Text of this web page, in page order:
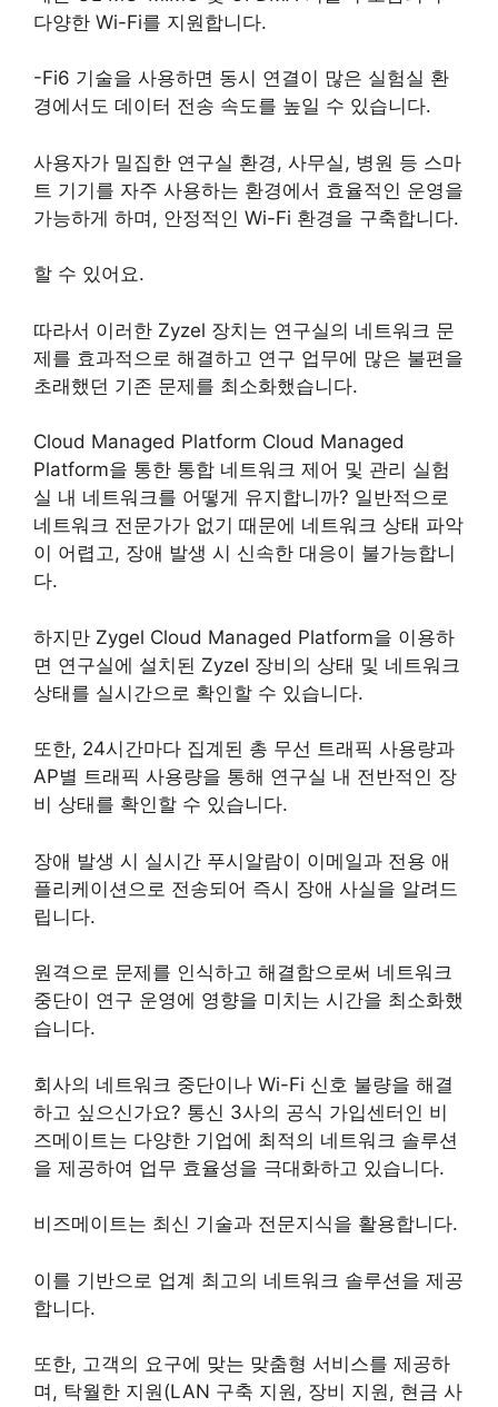
다양한 Wi-Fi를 지원합니다.
-Fi6 기술을 사용하면 동시 연결이 많은 실험실 환
경에서도 데이터 전송 속도를 높일 수 있습니다.
사용자가 밀집한 연구실 환경, 사무실, 병원 등 스마
트 기기를 자주 사용하는 환경에서 효율적인 운영을
가능하게 하며, 안정적인 Wi-Fi 환경을 구축합니다.
할 수 있어요.
따라서 이러한 Zyzel 장치는 연구실의 네트워크 문
제를 효과적으로 해결하고 연구 업무에 많은 불편을
초래했던 기존 문제를 최소화했습니다.
Cloud Managed Platform Cloud Managed
Platform을 통한 통합 네트워크 제어 및 관리 실험
실 내 네트워크를 어떻게 유지합니까? 일반적으로
네트워크 전문가가 없기 때문에 네트워크 상태 파악
이 어렵고, 장애 발생 시 신속한 대응이 불가능합니
다.
하지만 Zygel Cloud Managed Platform을 이용하
면 연구실에 설치된 Zyzel 장비의 상태 및 네트워크
상태를 실시간으로 확인할 수 있습니다.
또한, 24시간마다 집계된 총 무선 트래픽 사용량과
AP별 트래픽 사용량을 통해 연구실 내 전반적인 장
비 상태를 확인할 수 있습니다.
장애 발생 시 실시간 푸시알람이 이메일과 전용 애
플리케이션으로 전송되어 즉시 장애 사실을 알려드
립니다.
원격으로 문제를 인식하고 해결함으로써 네트워크
중단이 연구 운영에 영향을 미치는 시간을 최소화했
습니다.
회사의 네트워크 중단이나 Wi-Fi 신호 불량을 해결
하고 싶으신가요? 통신 3사의 공식 가입센터인 비
즈메이트는 다양한 기업에 최적의 네트워크 솔루션
을 제공하여 업무 효율성을 극대화하고 있습니다.
비즈메이트는 최신 기술과 전문지식을 활용합니다.
이를 기반으로 업계 최고의 네트워크 솔루션을 제공
합니다.
또한, 고객의 요구에 맞는 맞춤형 서비스를 제공하
며, 탁월한 지원(LAN 구축 지원, 장비 지원, 현금 사